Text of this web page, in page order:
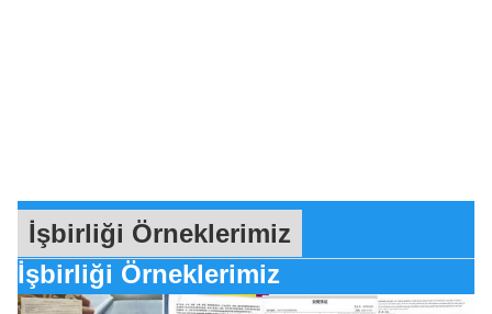
İşbirliği Örneklerimiz
İşbirliği Örneklerimiz